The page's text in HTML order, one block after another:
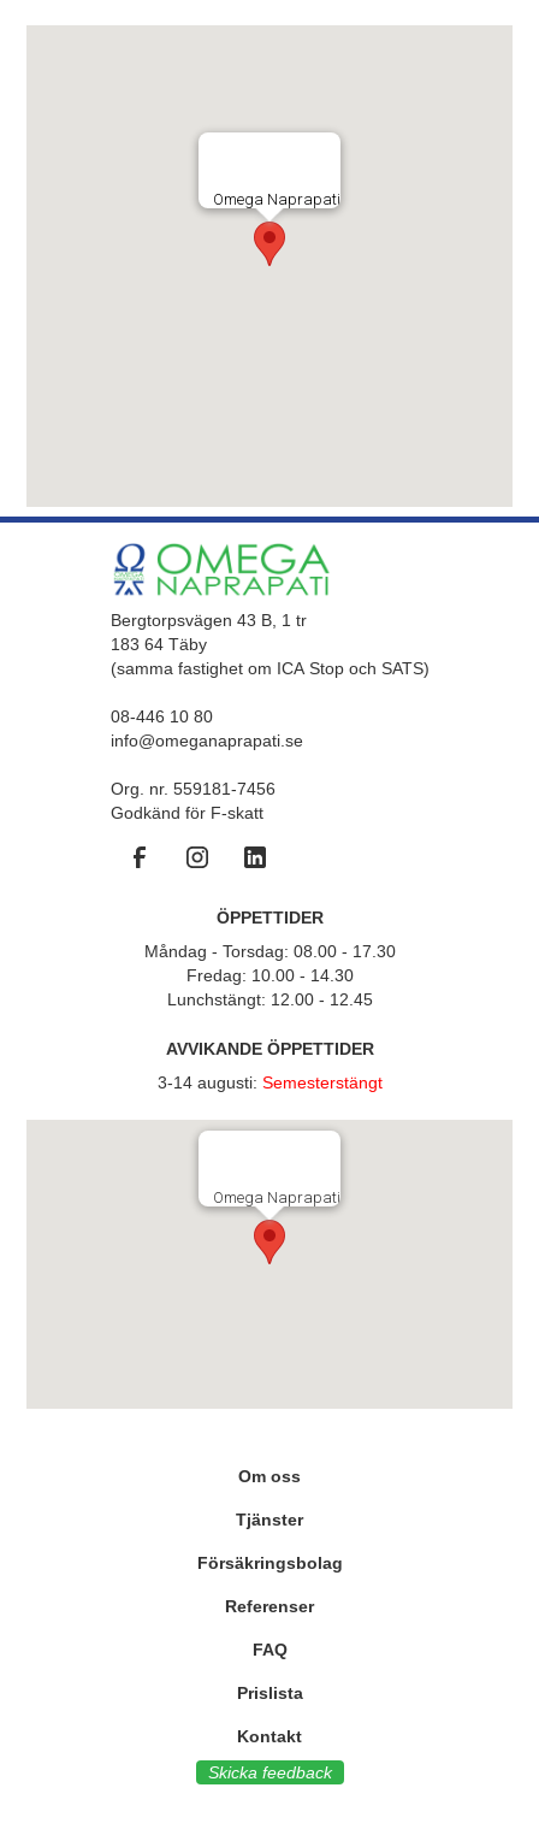
Omega Naprapati
Bergtorpsvägen 43 B, 1 tr
183 64 Täby
(samma fastighet om ICA Stop och SATS)
08-446 10 80
info@omeganaprapati.se‍
Org. nr. 559181-7456
Godkänd för F-skatt
ÖPPETTIDER
Måndag - Torsdag: 08.00 - 17.30
Fredag: 10.00 - 14.30
Lunchstängt: 12.00 - 12.45
AVVIKANDE ÖPPETTIDER
3-14 augusti: Semesterstängt
Omega Naprapati
Om oss
Tjänster
Försäkringsbolag
Referenser
FAQ
Prislista
Kontakt
Skicka feedback